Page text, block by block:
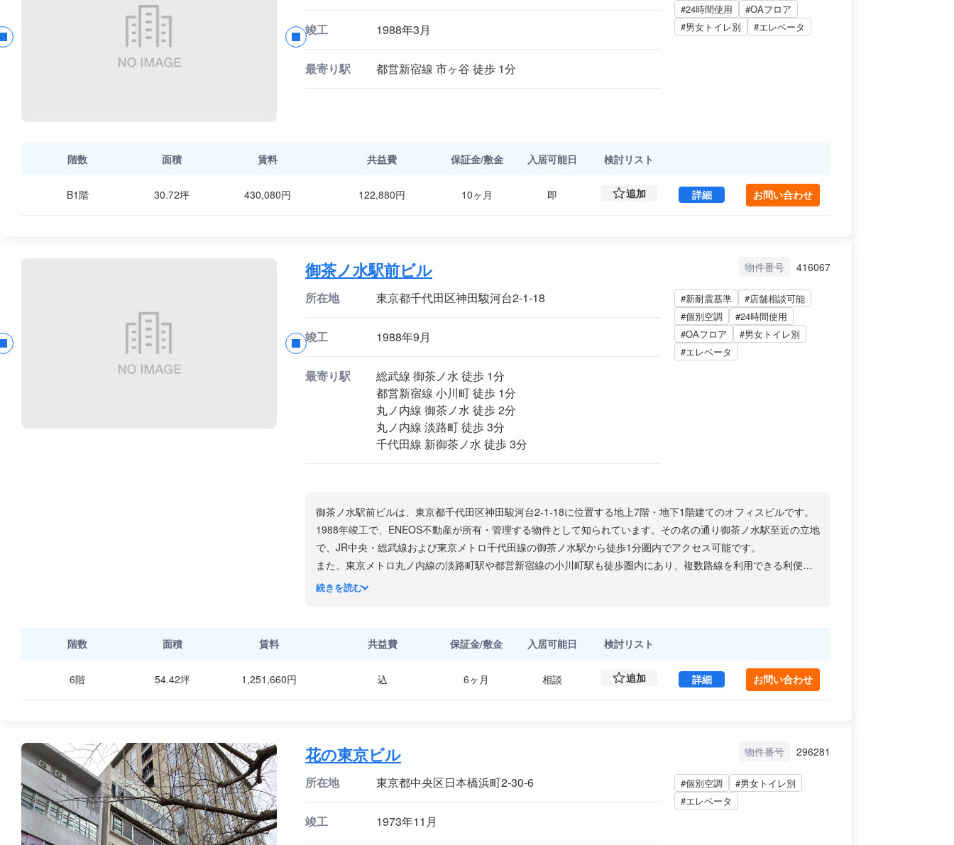
竣工 1988年3月
最寄り駅 都営新宿線 市ヶ谷 徒歩 1分
#24時間使用
#OAフロア
#男女トイレ別
#エレベータ
階数 面積 賃料 共益費 保証金/敷金 入居可能日 検討リスト
B1階 30.72坪 430,080円 122,880円 10ヶ月 即 追加 詳細横山ビル B1 (101.55㎡) ｜番町エリア の賃貸オフィ
お問い合わせ
御茶ノ水駅前ビル 物件番号 416067
所在地 東京都千代田区神田駿河台2-1-18
竣工 1988年9月
最寄り駅
総武線 御茶ノ水 徒歩 1分
都営新宿線 小川町 徒歩 1分
丸ノ内線 御茶ノ水 徒歩 2分
丸ノ内線 淡路町 徒歩 3分
千代田線 新御茶ノ水 徒歩 3分
#新耐震基準
#店舗相談可能
#個別空調
#24時間使用
#OAフロア
#男女トイレ別
#エレベータ
御茶ノ水駅前ビルは、東京都千代田区神田駿河台2-1-18に位置する地上7階・地下1階建てのオフィスビルです。
1988年竣工で、ENEOS不動産が所有・管理する物件として知られています。その名の通り御茶ノ水駅至近の立地
で、JR中央・総武線および東京メトロ千代田線の御茶ノ水駅から徒歩1分圏内でアクセス可能です。
また、東京メトロ丸ノ内線の淡路町駅や都営新宿線の小川町駅も徒歩圏内にあり、複数路線を利用できる利便性
の高い立地が特徴です。神田駿河台エリアは、明治大学・中央大学・日本大学などが集積する文教地区としての
セキュリティは機械警備システムを導入しています。エレベーターは1基設置されており、基準階の貸室面積は約
92坪です。周辺はオフィスビルや飲食店が混在するエリアで、ランチや会食に利用できる店舗も豊富に揃ってい
続きを読む
階数 面積 賃料 共益費 保証金/敷金 入居可能日 検討リスト
6階 54.42坪 1,251,660円 込 6ヶ月 相談 追加 詳細御茶ノ水駅前ビル 6 (179.9㎡) ｜内神田エリア の賃
お問い合わせ
花の東京ビル 物件番号 296281
所在地 東京都中央区日本橋浜町2-30-6
竣工 1973年11月
#個別空調
#男女トイレ別
#エレベータ